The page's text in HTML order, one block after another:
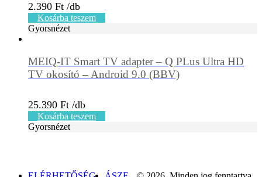
2.390 Ft
Kosárba teszem
Gyorsnézet
MEIQ-IT Smart TV adapter – Q PLus Ultra HD
TV okosító – Android 9.0 (BBV)
25.390 Ft
Kosárba teszem
Gyorsnézet